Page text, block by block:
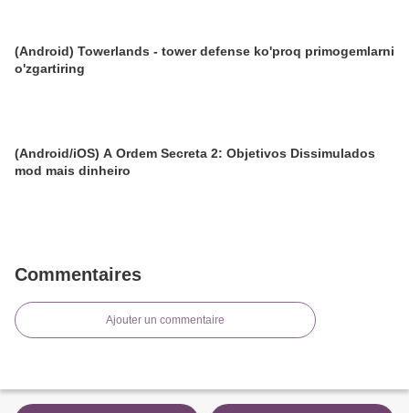
(Android) Towerlands - tower defense ko'proq primogemlarni
o'zgartiring
(Android/iOS) A Ordem Secreta 2: Objetivos Dissimulados
mod mais dinheiro
Commentaires
Ajouter un commentaire